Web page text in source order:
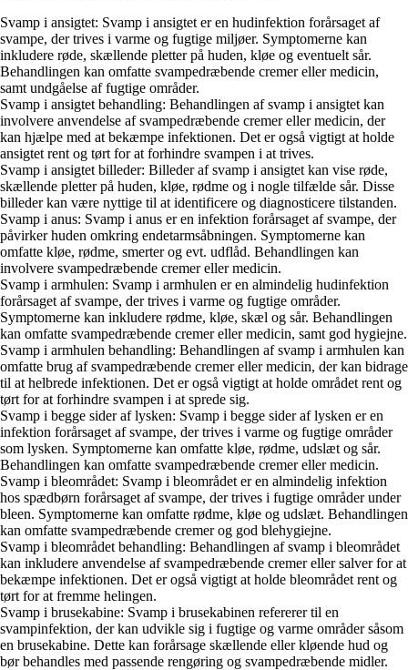
Svamp i ansigtet: Svamp i ansigtet er en hudinfektion forårsaget af
svampe, der trives i varme og fugtige miljøer. Symptomerne kan
inkludere røde, skællende pletter på huden, kløe og eventuelt sår.
Behandlingen kan omfatte svampedræbende cremer eller medicin,
samt undgåelse af fugtige områder.
Svamp i ansigtet behandling: Behandlingen af svamp i ansigtet kan
involvere anvendelse af svampedræbende cremer eller medicin, der
kan hjælpe med at bekæmpe infektionen. Det er også vigtigt at holde
ansigtet rent og tørt for at forhindre svampen i at trives.
Svamp i ansigtet billeder: Billeder af svamp i ansigtet kan vise røde,
skællende pletter på huden, kløe, rødme og i nogle tilfælde sår. Disse
billeder kan være nyttige til at identificere og diagnosticere tilstanden.
Svamp i anus: Svamp i anus er en infektion forårsaget af svampe, der
påvirker huden omkring endetarmsåbningen. Symptomerne kan
omfatte kløe, rødme, smerter og evt. udflåd. Behandlingen kan
involvere svampedræbende cremer eller medicin.
Svamp i armhulen: Svamp i armhulen er en almindelig hudinfektion
forårsaget af svampe, der trives i varme og fugtige områder.
Symptomerne kan inkludere rødme, kløe, skæl og sår. Behandlingen
kan omfatte svampedræbende cremer eller medicin, samt god hygiejne.
Svamp i armhulen behandling: Behandlingen af svamp i armhulen kan
omfatte brug af svampedræbende cremer eller medicin, der kan bidrage
til at helbrede infektionen. Det er også vigtigt at holde området rent og
tørt for at forhindre svampen i at sprede sig.
Svamp i begge sider af lysken: Svamp i begge sider af lysken er en
infektion forårsaget af svampe, der trives i varme og fugtige områder
som lysken. Symptomerne kan omfatte kløe, rødme, udslæt og sår.
Behandlingen kan omfatte svampedræbende cremer eller medicin.
Svamp i bleområdet: Svamp i bleområdet er en almindelig infektion
hos spædbørn forårsaget af svampe, der trives i fugtige områder under
bleen. Symptomerne kan omfatte rødme, kløe og udslæt. Behandlingen
kan omfatte svampedræbende cremer og god blehygiejne.
Svamp i bleområdet behandling: Behandlingen af svamp i bleområdet
kan inkludere anvendelse af svampedræbende cremer eller salver for at
bekæmpe infektionen. Det er også vigtigt at holde bleområdet rent og
tørt for at fremme helingen.
Svamp i brusekabine: Svamp i brusekabinen refererer til en
svampinfektion, der kan udvikle sig i fugtige og varme områder såsom
en brusekabine. Dette kan forårsage skællende eller kløende hud og
bør behandles med passende rengøring og svampedræbende midler.